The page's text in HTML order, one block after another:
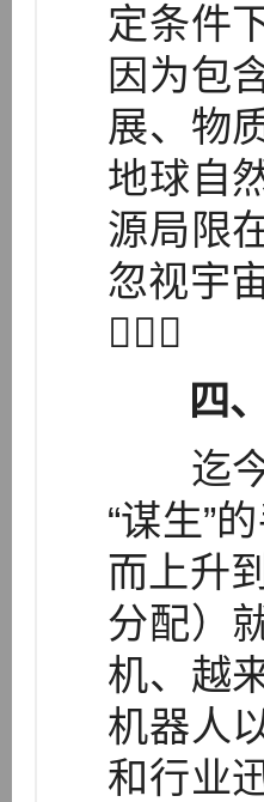
定条件
因为包
展、物
地球自
源局限
忽视宇

四
迄今
“谋生”
而上升
分配）
机、越
机器人
和行业